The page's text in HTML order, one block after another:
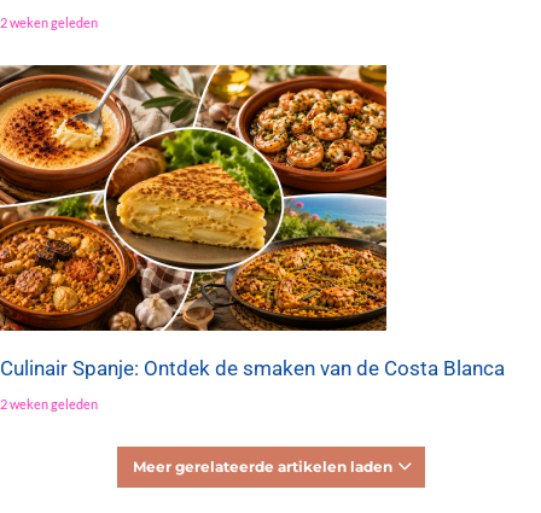
2 weken geleden
Culinair Spanje: Ontdek de smaken van de Costa Blanca
2 weken geleden
Meer gerelateerde artikelen laden